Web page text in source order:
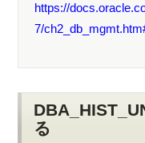
https://
7/
る